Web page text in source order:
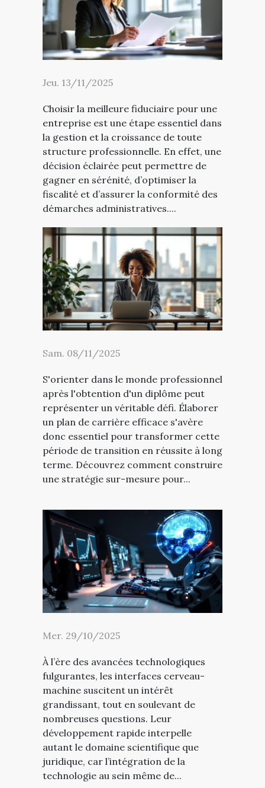
Jeu. 13/11/2025
Choisir la meilleure fiduciaire pour une
entreprise est une étape essentiel dans
la gestion et la croissance de toute
structure professionnelle. En effet, une
décision éclairée peut permettre de
gagner en sérénité, d’optimiser la
fiscalité et d’assurer la conformité des
démarches administratives....
Sam. 08/11/2025
S'orienter dans le monde professionnel
après l'obtention d'un diplôme peut
représenter un véritable défi. Élaborer
un plan de carrière efficace s'avère
donc essentiel pour transformer cette
période de transition en réussite à long
terme. Découvrez comment construire
une stratégie sur-mesure pour...
Mer. 29/10/2025
À l’ère des avancées technologiques
fulgurantes, les interfaces cerveau-
machine suscitent un intérêt
grandissant, tout en soulevant de
nombreuses questions. Leur
développement rapide interpelle
autant le domaine scientifique que
juridique, car l’intégration de la
technologie au sein même de...